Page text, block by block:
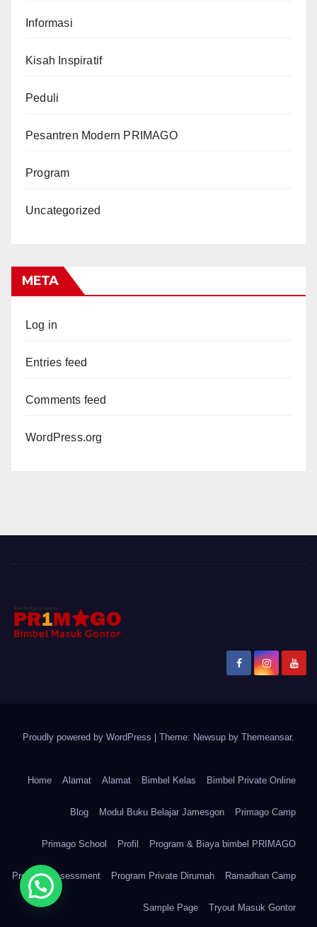
Informasi
Kisah Inspiratif
Peduli
Pesantren Modern PRIMAGO
Program
Uncategorized
META
Log in
Entries feed
Comments feed
WordPress.org
Proudly powered by WordPress | Theme: Newsup by Themeansar.
Home Alamat Alamat Bimbel Kelas Bimbel Private Online
Blog Modul Buku Belajar Jamesgon Primago Camp
Primago School Profil Program & Biaya bimbel PRIMAGO
Program Assessment Program Private Dirumah Ramadhan Camp
Sample Page Tryout Masuk Gontor